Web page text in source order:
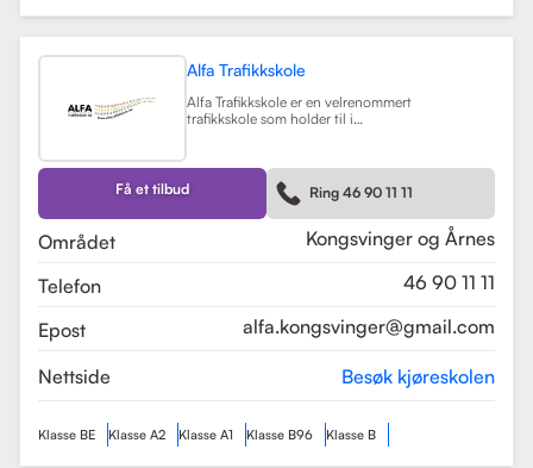
Alfa Trafikkskole
Alfa Trafikkskole er en velrenommert
trafikkskole som holder til i
kjøreopplæringen. Skolen tilbyr et
bredt spekter av tjenester, inkludert
opplæring for førerkort klasse B,
både med manuelt og automatgir.
Få et tilbud Ring 46 90 11 11
Området
Kongsvinger og Årnes
Telefon
46 90 11 11
Epost
alfa.kongsvinger@gmail.com
Nettside Besøk kjøreskolen
Klasse BE Klasse A2 Klasse A1 Klasse B96 Klasse B